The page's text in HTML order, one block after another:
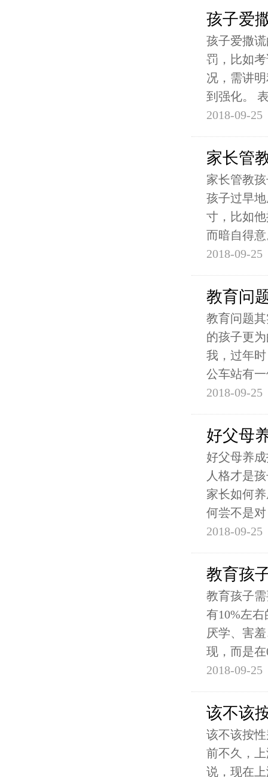
孩子爱
孩子爱撒
罚，比如
况，需讲
到强化。
2018-09-25
家长管
家长管教
孩子过早
寸，比如
而暗自得
2018-09-25
教育问
教育问题
的孩子更
我，过年
公车站有
2018-09-25
好父母
好父母养
人格才是
家长如何
何尝不是对
2018-09-25
教育孩
教育孩子
有10%左
厌学、害
现，而是
2018-09-25
该不该
该不该按
前不久，
说，现在